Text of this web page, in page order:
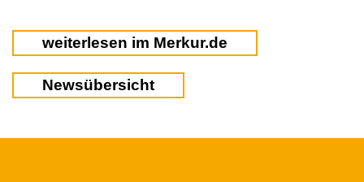
weiterlesen im Merkur.de
Newsübersicht